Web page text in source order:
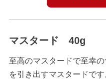
マスタード 40g
至高のマスタードで至幸
を引き出すマスタードです